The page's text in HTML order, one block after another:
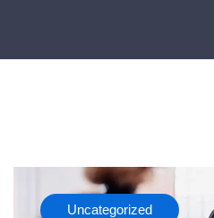
Uncategorized